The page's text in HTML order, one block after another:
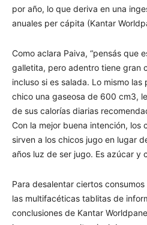
por año, lo que deriva en una
anuales per cápita (Kantar
Como aclara Paiva, “pensás que
galletita, pero adentro tiene gran
incluso si es salada. Lo mismo
chico una gaseosa de 600 cm3,
de sus calorías diarias
Con la mejor buena intención, los
sirven a los chicos jugo en lugar
años luz de ser jugo. Es azúcar y
Para desalentar ciertos
las multifacéticas tablitas de
conclusiones de Kantar